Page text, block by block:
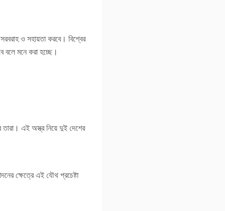
ও সহায়তা করবে। বিশ্বের
বলে মনে করা হচ্ছে।
এই অস্ত্র নিয়ে দুই দেশের
ক্ষেত্রে এই যৌথ প্রচেষ্টা